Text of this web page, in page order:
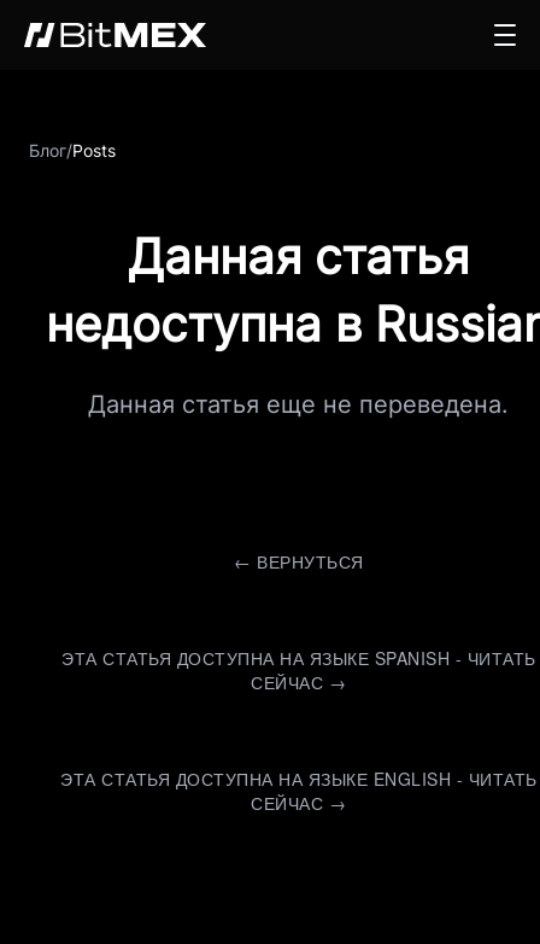
Блог/Posts
Данная статья
недоступна в
Данная статья еще не переведена.
← ВЕРНУТЬСЯ
ЭТА СТАТЬЯ ДОСТУПНА НА ЯЗЫКЕ SPANISH - ЧИТАТЬ
СЕЙЧАС →
ЭТА СТАТЬЯ ДОСТУПНА НА ЯЗЫКЕ ENGLISH - ЧИТАТЬ
СЕЙЧАС →